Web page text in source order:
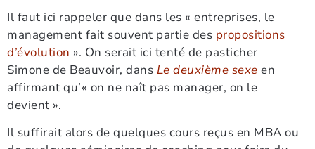
Il faut ici rappeler que dans les « entreprises, le
management fait souvent partie des propositions
d’évolution ». On serait ici tenté de pasticher
Simone de Beauvoir, dans Le deuxième sexe en
affirmant qu’« on ne naît pas manager, on le
devient ».
Il suffirait alors de quelques cours reçus en MBA ou